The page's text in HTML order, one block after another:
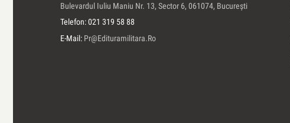
Bulevardul Iuliu Maniu Nr. 13, Sector 6, 061074, Bucureşti
Telefon: 021 319 58 88
E-Mail: Pr@edituramilitara.ro